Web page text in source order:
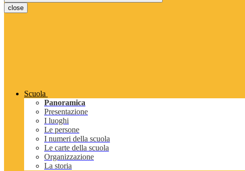
close
Scuola
Panoramica
Presentazione
I luoghi
Le persone
I numeri della scuola
Le carte della scuola
Organizzazione
La storia